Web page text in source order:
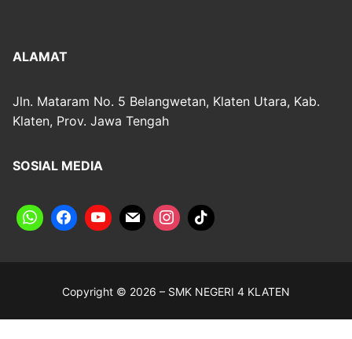
ALAMAT
Jln. Mataram No. 5 Belangwetan, Klaten Utara, Kab.
Klaten, Prov. Jawa Tengah
SOSIAL MEDIA
Copyright © 2026 – SMK NEGERI 4 KLATEN